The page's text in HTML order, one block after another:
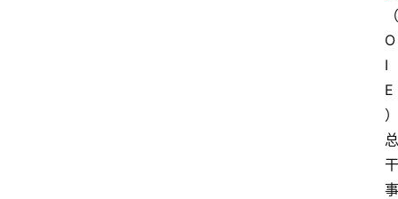
（
O
I
E
）
总
干
事